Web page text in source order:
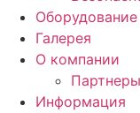
Оборудование
Галерея
О компании
Партнеры
Информация